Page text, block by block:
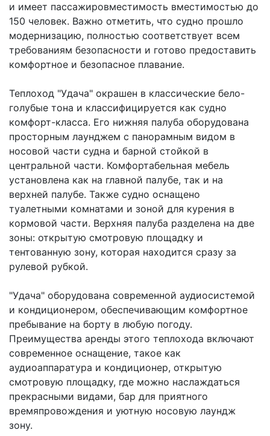
и имеет пассажировместимость вместимостью до
150 человек. Важно отметить, что судно прошло
модернизацию, полностью соответствует всем
требованиям безопасности и готово предоставить
комфортное и безопасное плавание.
Теплоход "Удача" окрашен в классические бело-
голубые тона и классифицируется как судно
комфорт-класса. Его нижняя палуба оборудована
просторным лаунджем с панорамным видом в
носовой части судна и барной стойкой в
центральной части. Комфортабельная мебель
установлена как на главной палубе, так и на
верхней палубе. Также судно оснащено
туалетными комнатами и зоной для курения в
кормовой части. Верхняя палуба разделена на две
зоны: открытую смотровую площадку и
тентованную зону, которая находится сразу за
рулевой рубкой.
"Удача" оборудована современной аудиосистемой
и кондиционером, обеспечивающим комфортное
пребывание на борту в любую погоду.
Преимущества аренды этого теплохода включают
современное оснащение, такое как
аудиоаппаратура и кондиционер, открытую
смотровую площадку, где можно наслаждаться
прекрасными видами, бар для приятного
времяпровождения и уютную носовую лаундж
зону.